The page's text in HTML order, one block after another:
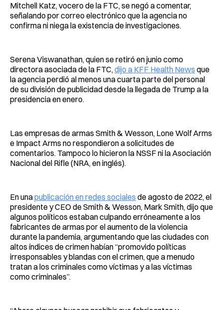
Mitchell Katz, vocero de la FTC, se negó a comentar,
señalando por correo electrónico que la agencia no
confirma ni niega la existencia de investigaciones.
Serena Viswanathan, quien se retiró en junio como
directora asociada de la FTC,dijo a KFF Health News que
la agencia perdió al menos una cuarta parte del personal
de su división de publicidad desde la llegada de Trump a la
presidencia en enero.
Las empresas de armas Smith & Wesson, Lone Wolf Arms
e Impact Arms no respondieron a solicitudes de
comentarios. Tampoco lo hicieron la NSSF ni la Asociación
Nacional del Rifle (NRA, en inglés).
En unapublicación en redes sociales de agosto de 2022, el
presidente y CEO de Smith & Wesson, Mark Smith, dijo que
algunos políticos estaban culpando erróneamente a los
fabricantes de armas por el aumento de la violencia
durante la pandemia, argumentando que las ciudades con
altos índices de crimen habían “promovido políticas
irresponsables y blandas con el crimen, que a menudo
tratan a los criminales como víctimas y a las víctimas
como criminales”.